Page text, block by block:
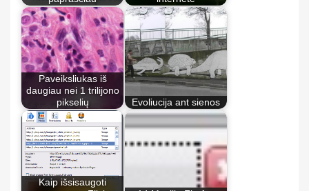
Paveiksliukas iš
daugiau nei 1 trilijono
pikselių
Evoliucija ant sienos
Kaip išsisaugoti